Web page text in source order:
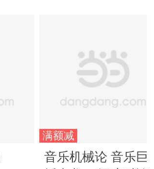
满额减
音乐机械论 音乐巨